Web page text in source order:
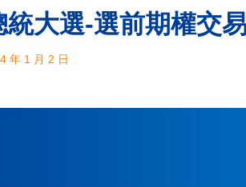
統大選-選前期權交
年 1 月 2 日